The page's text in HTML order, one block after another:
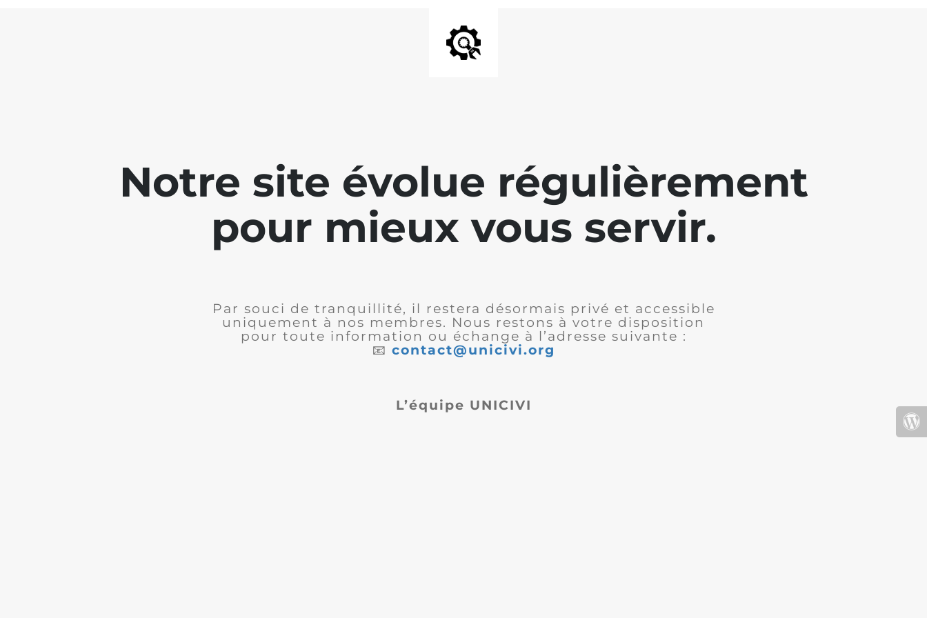
Notre site évolue régulièrement
pour mieux vous servir.
Par souci de tranquillité, il restera désormais privé et accessible
uniquement à nos membres. Nous restons à votre disposition
pour toute information ou échange à l’adresse suivante :
📧 contact@unicivi.org
L’équipe UNICIVI